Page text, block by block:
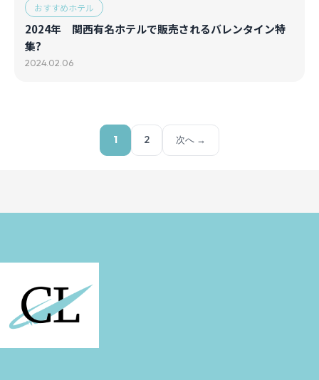
おすすめホテル
2024年 関西有名ホテルで販売されるバレンタイン特
集?
2024.02.06
1 2 次へ →